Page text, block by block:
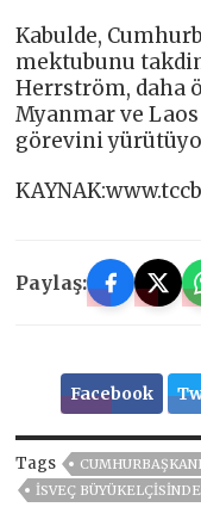
Kabulde,
mektubunu
Herrström, daha
Myanmar ve
görevini
Paylaş:
Facebook
Tags
İSVEÇ